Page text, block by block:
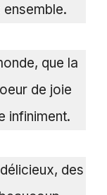
que la
de joie
infiniment.
des